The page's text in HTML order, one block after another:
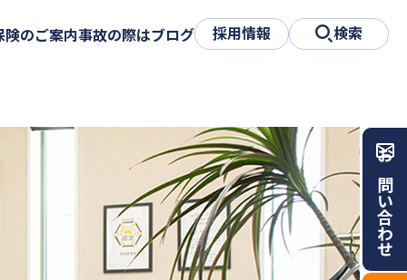
険のご案内事故の際はブログ 採用情報 検索
お問い合わせ